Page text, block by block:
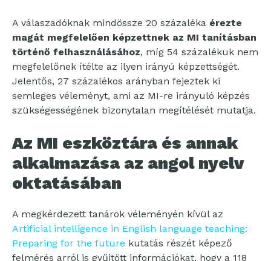
A válaszadóknak mindössze 20 százaléka érezte
magát megfelelően képzettnek az MI tanításban
történő felhasználásához, míg 54 százalékuk nem
megfelelőnek ítélte az ilyen irányú képzettségét.
Jelentős, 27 százalékos arányban fejeztek ki
semleges véleményt, ami az MI-re irányuló képzés
szükségességének bizonytalan megítélését mutatja.
Az MI eszköztára és annak
alkalmazása az angol nyelv
oktatásában
A megkérdezett tanárok véleményén kívül az
Artificial intelligence in English language teaching:
Preparing for the future kutatás részét képező
felmérés arról is gyűjtött információkat, hogy a 118